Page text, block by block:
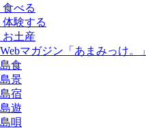
食べる
体験する
お土産
Webマガジン「あまみっけ。」
島食
島景
島宿
島遊
島唄